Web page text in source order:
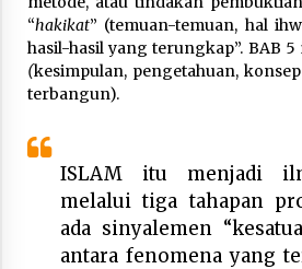
“hakikat” (temuan-temuan, hal
hasil-hasil yang terungkap”. BAB
(kesimpulan, pengetahuan,
terbangun).
ISLAM itu menjadi
melalui tiga tahapan
ada sinyalemen
antara fenomena yang